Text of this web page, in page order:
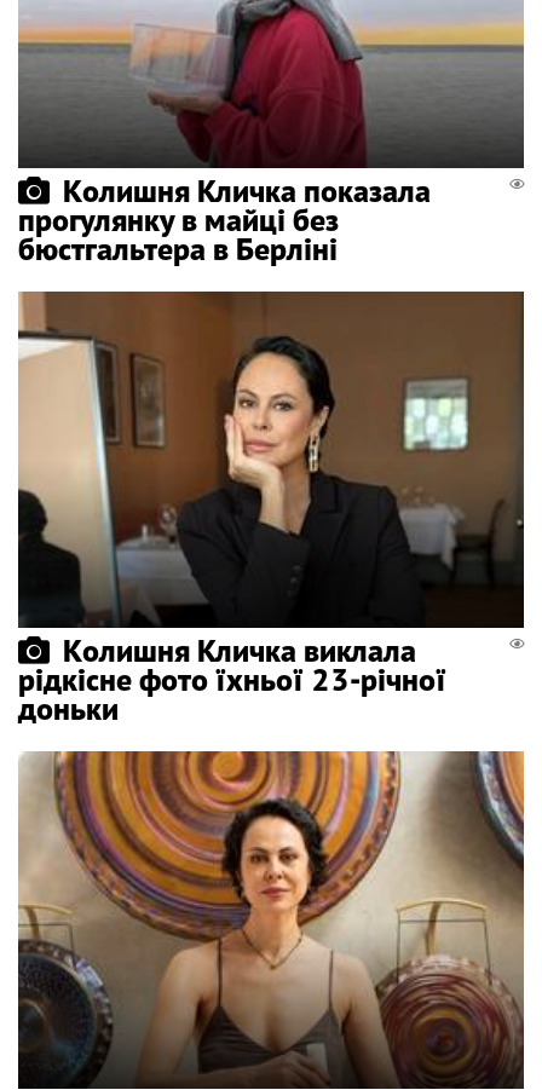
Колишня Кличка показала
прогулянку в майці без
бюстгальтера в Берліні
Колишня Кличка виклала
рідкісне фото їхньої 23-річної
доньки